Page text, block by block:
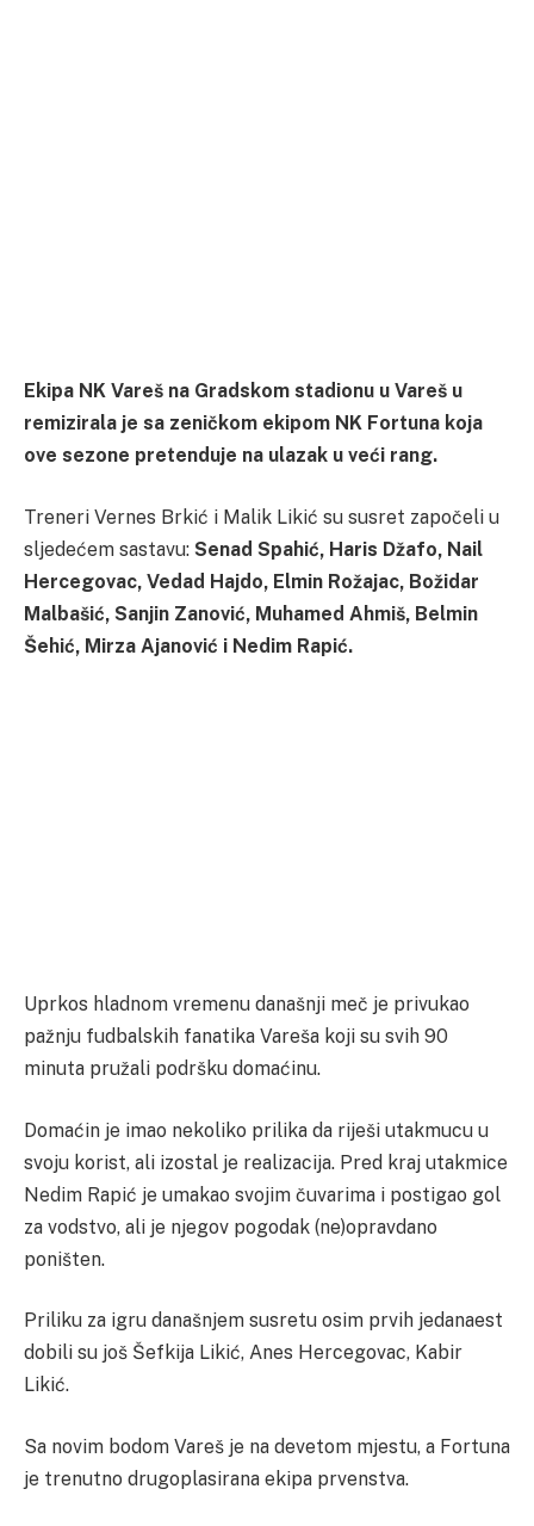
Ekipa NK Vareš na Gradskom stadionu u Vareš u
remizirala je sa zeničkom ekipom NK Fortuna koja
ove sezone pretenduje na ulazak u veći rang.
Treneri Vernes Brkić i Malik Likić su susret započeli u
sljedećem sastavu: Senad Spahić, Haris Džafo, Nail
Hercegovac, Vedad Hajdo, Elmin Rožajac, Božidar
Malbašić, Sanjin Zanović, Muhamed Ahmiš, Belmin
Šehić, Mirza Ajanović i Nedim Rapić.
Uprkos hladnom vremenu današnji meč je privukao
pažnju fudbalskih fanatika Vareša koji su svih 90
minuta pružali podršku domaćinu.
Domaćin je imao nekoliko prilika da riješi utakmucu u
svoju korist, ali izostal je realizacija. Pred kraj utakmice
Nedim Rapić je umakao svojim čuvarima i postigao gol
za vodstvo, ali je njegov pogodak (ne)opravdano
poništen.
Priliku za igru današnjem susretu osim prvih jedanaest
dobili su još Šefkija Likić, Anes Hercegovac, Kabir
Likić.
Sa novim bodom Vareš je na devetom mjestu, a Fortuna
je trenutno drugoplasirana ekipa prvenstva.